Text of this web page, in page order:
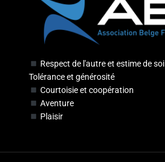
Respect de l'autre et estime de soi
Tolérance et générosité
Courtoisie et coopération
Aventure
Plaisir